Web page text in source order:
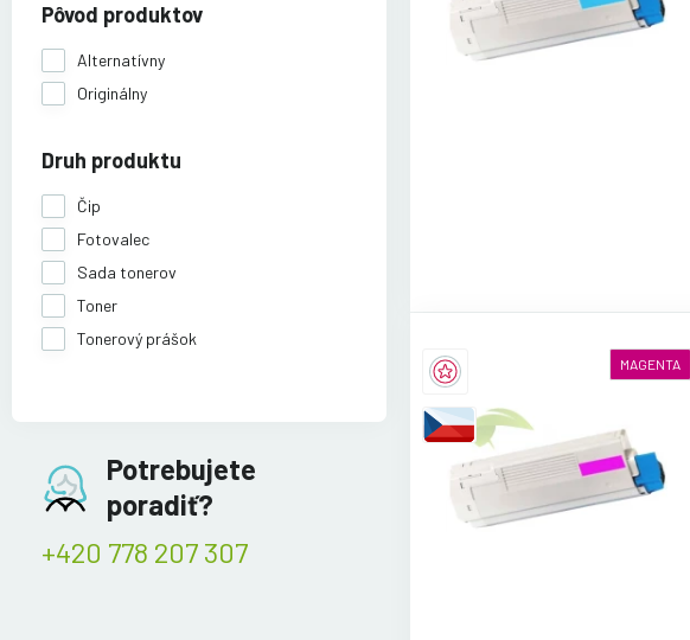
Pôvod produktov
Alternatívny
Originálny
Druh produktu
Čip
Fotovalec
Sada tonerov
Toner
Tonerový prášok
Potrebujete
poradiť?
+420 778 207 307
MAGENTA